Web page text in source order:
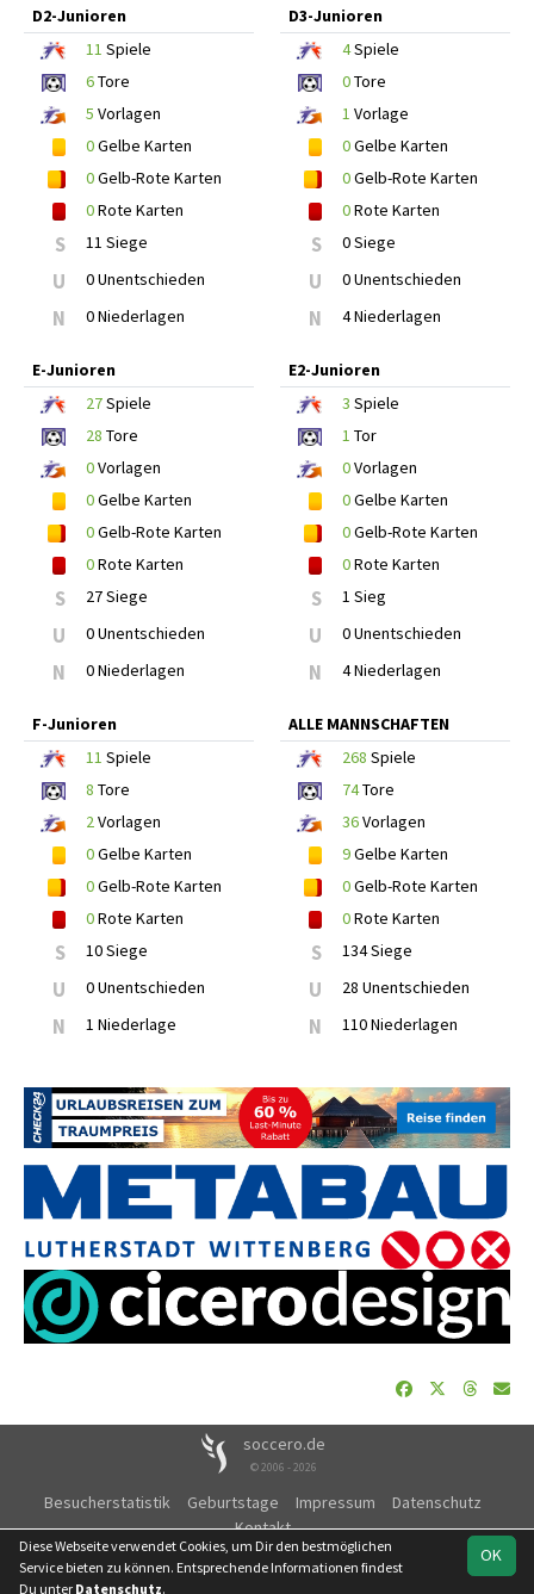
D2-Junioren
11 Spiele
6Tore
5 Vorlagen
0Gelbe Karten
0Gelb-Rote Karten
0Rote Karten
S 11 Siege
U 0 Unentschieden
N 0 Niederlagen
D3-Junioren
4Spiele
0Tore
1 Vorlage
0Gelbe Karten
0Gelb-Rote Karten
0Rote Karten
S 0 Siege
U 0 Unentschieden
N 4 Niederlagen
E-Junioren
27Spiele
28 Tore
0Vorlagen
0Gelbe Karten
0Gelb-Rote Karten
0Rote Karten
S 27 Siege
U 0 Unentschieden
N 0 Niederlagen
E2-Junioren
3 Spiele
1 Tor
0Vorlagen
0Gelbe Karten
0Gelb-Rote Karten
0Rote Karten
S 1 Sieg
U 0 Unentschieden
N 4 Niederlagen
F-Junioren
11 Spiele
8 Tore
2Vorlagen
0Gelbe Karten
0Gelb-Rote Karten
0Rote Karten
S 10 Siege
U 0 Unentschieden
N 1 Niederlage
ALLE MANNSCHAFTEN
268 Spiele
74Tore
36Vorlagen
9Gelbe Karten
0Gelb-Rote Karten
0Rote Karten
S 134 Siege
U 28 Unentschieden
N 110 Niederlagen
soccero.de
© 2006 - 2026
Besucherstatistik Geburtstage Impressum
Datenschutz
Kontakt
OK
Diese Webseite verwendet Cookies, um Dir den bestmöglichen
Service bieten zu können. Entsprechende Informationen findest
Du unter Datenschutz.